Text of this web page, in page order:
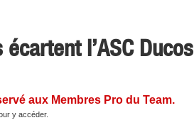
l’ASC Ducos
aux Membres Pro du Team.
y accéder.